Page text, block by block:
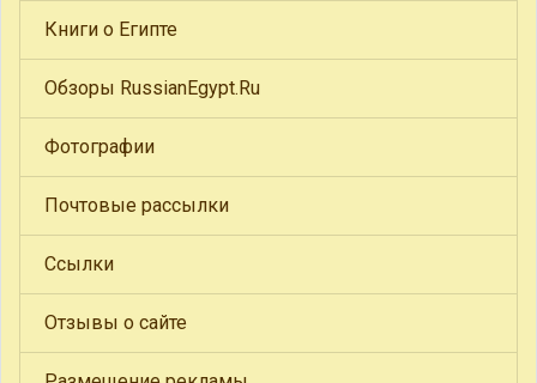
Книги о Египте
Обзоры RussianEgypt.Ru
Фотографии
Почтовые рассылки
Ссылки
Отзывы о сайте